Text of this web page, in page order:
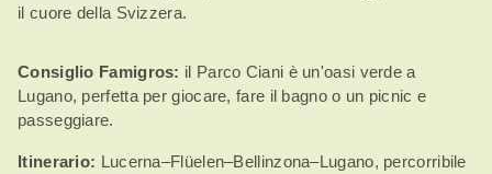
il cuore della Svizzera.
Consiglio Famigros: il Parco Ciani è un'oasi verde a
Lugano, perfetta per giocare, fare il bagno o un picnic e
passeggiare.
Itinerario: Lucerna–Flüelen–Bellinzona–Lugano, percorribile